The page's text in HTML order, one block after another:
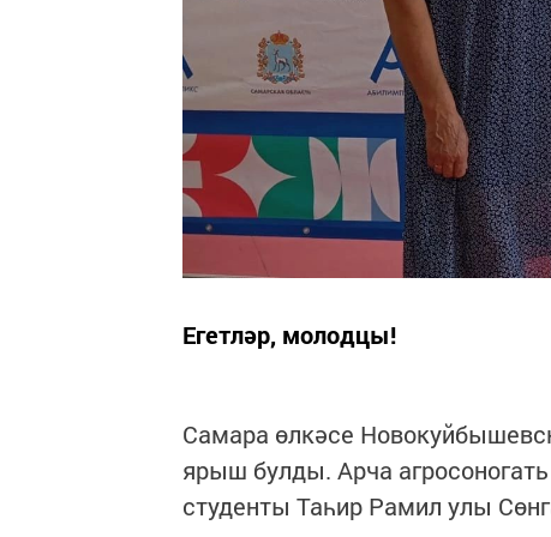
Егетләр, молодцы!
Самара өлкәсе
ярыш булды. Арча
студенты Таһир Рамил улы